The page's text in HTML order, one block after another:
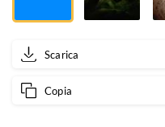
ne
sia
innamorato
Scarica
Copia